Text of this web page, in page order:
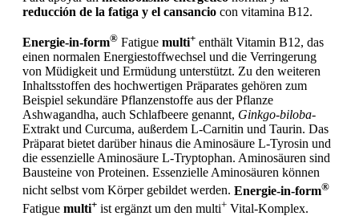
reducción de la fatiga y el cansancio con vitamina B12.
Energie-in-form® Fatigue multi+ enthält Vitamin B12, das
einen normalen Energiestoffwechsel und die Verringerung
von Müdigkeit und Ermüdung unterstützt. Zu den weiteren
Inhaltsstoffen des hochwertigen Präparates gehören zum
Beispiel sekundäre Pflanzenstoffe aus der Pflanze
Ashwagandha, auch Schlafbeere genannt, Ginkgo-biloba-
Extrakt und Curcuma, außerdem L-Carnitin und Taurin. Das
Präparat bietet darüber hinaus die Aminosäure L-Tyrosin und
die essenzielle Aminosäure L-Tryptophan. Aminosäuren sind
Bausteine von Proteinen. Essenzielle Aminosäuren können
nicht selbst vom Körper gebildet werden. Energie-in-form®
Fatigue multi+ ist ergänzt um den multi+ Vital-Komplex.